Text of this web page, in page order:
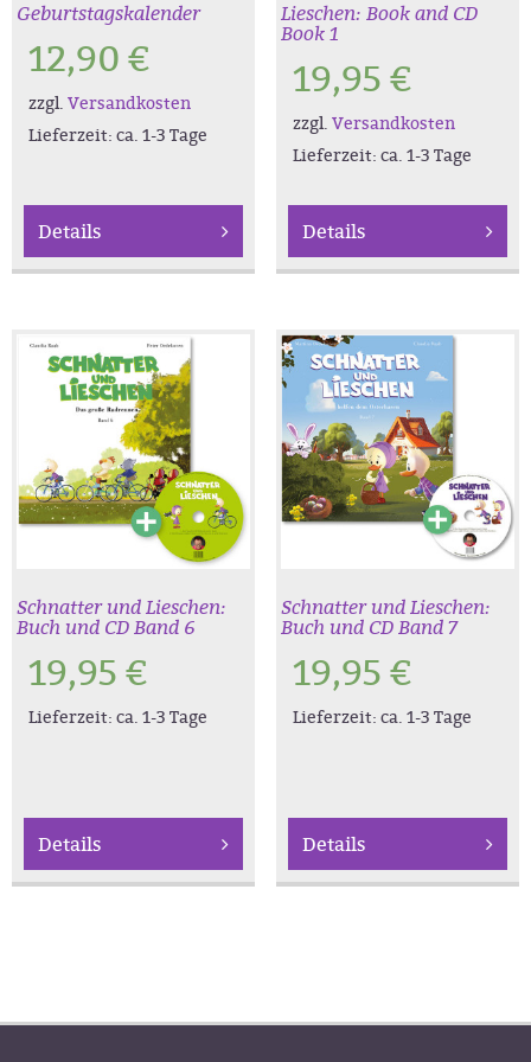
Geburtstagskalender
12,90€
zzgl. Versandkosten
Lieferzeit: ca. 1-3 Tage
Details
Lieschen: Book and CD
Book 1
19,95€
zzgl. Versandkosten
Lieferzeit: ca. 1-3 Tage
Details
Schnatter und Lieschen:
Buch und CD Band 6
19,95€
Lieferzeit: ca. 1-3 Tage
Details
Schnatter und Lieschen:
Buch und CD Band 7
19,95€
Lieferzeit: ca. 1-3 Tage
Details